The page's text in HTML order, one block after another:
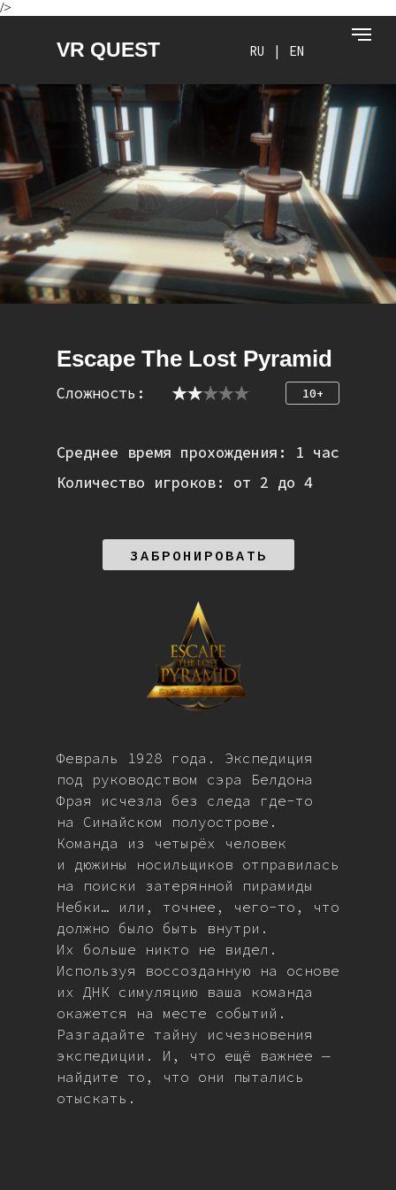
/>
RU | EN
VR QUEST
Сложность:
ЗАБРОНИРОВАТЬ
10+
Февраль 1928 года. Экспедиция
под руководством сэра Белдона
Фрая исчезла без следа где-то
на Синайском полуострове.
Команда из четырёх человек
и дюжины носильщиков отправилась
на поиски затерянной пирамиды
Небки… или, точнее, чего-то, что
должно было быть внутри.
Их больше никто не видел.
Используя воссозданную на основе
их ДНК симуляцию ваша команда
окажется на месте событий.
Разгадайте тайну исчезновения
экспедиции. И, что ещё важнее —
найдите то, что они пытались
отыскать.
Среднее время прохождения: 1 час
Количество игроков: от 2 до 4
Escape The Lost Pyramid